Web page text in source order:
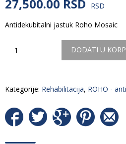
27,500.00 RSD RSD
Antidekubitalni jastuk Roho Mosaic
DODATI U
Kategorije: Rehabilitacija, ROHO -